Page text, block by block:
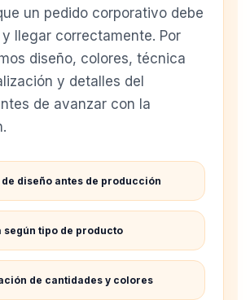
un pedido corporativo debe
llegar correctamente. Por
diseño, colores, técnica
y detalles del
de avanzar con la
diseño antes de producción
según tipo de producto
de cantidades y colores